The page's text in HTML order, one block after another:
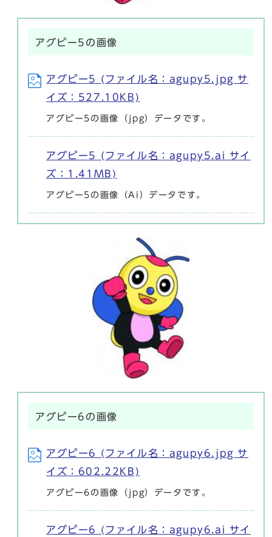
アグピー5の画像
アグピー5 (ファイル名：agupy5.jpg サ
イズ：527.10KB)
アグピー5の画像（jpg）データです。
アグピー5 (ファイル名：agupy5.ai サイ
ズ：1.41MB)
アグピー5の画像（Ai）データです。
アグピー6の画像
アグピー6 (ファイル名：agupy6.jpg サ
イズ：602.22KB)
アグピー6の画像（jpg）データです。
アグピー6 (ファイル名：agupy6.ai サイ